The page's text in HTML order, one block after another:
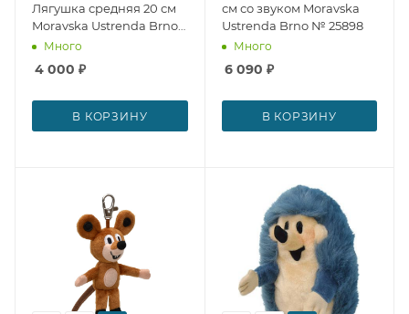
Лягушка средняя 20 см
Moravska Ustrenda Brno
№ 25900
Много
4 000 ₽
В КОРЗИНУ
см со звуком Moravska
Ustrenda Brno № 25898
Много
6 090 ₽
В КОРЗИНУ